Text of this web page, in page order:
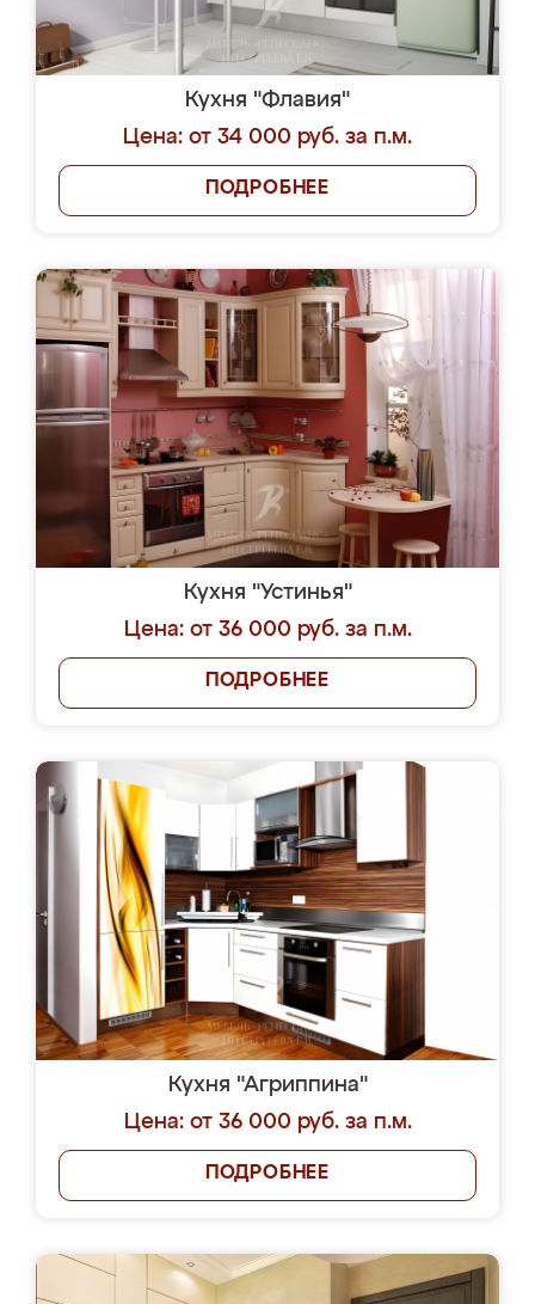
Кухня "Флавия"
Цена: от 34 000 руб. за п.м.
ПОДРОБНЕЕ
Кухня "Устинья"
Цена: от 36 000 руб. за п.м.
ПОДРОБНЕЕ
Кухня "Агриппина"
Цена: от 36 000 руб. за п.м.
ПОДРОБНЕЕ